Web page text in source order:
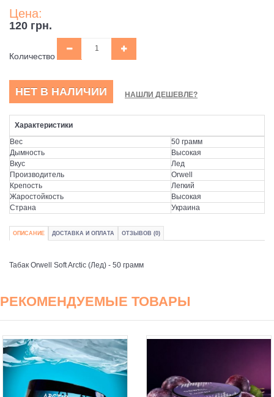
Цена:
120 грн.
Количество
НЕТ В НАЛИЧИИ НАШЛИ ДЕШЕВЛЕ?
Характеристики
Вес
50 грамм
Дымность
Высокая
Вкус
Лед
Производитель
Orwell
Крепость
Легкий
Жаростойкость
Высокая
Страна
Украина
ОПИСАНИЕ ДОСТАВКА И ОПЛАТА ОТЗЫВОВ (0)
Табак Orwell Soft Arctic (Лед) - 50 грамм
РЕКОМЕНДУЕМЫЕ ТОВАРЫ